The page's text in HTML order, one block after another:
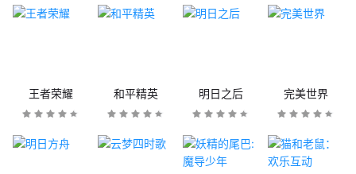
王者荣耀 和平精英 明日之后 完美世界